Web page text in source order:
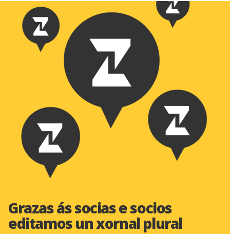
Grazas ás socias e socios
editamos un xornal plural